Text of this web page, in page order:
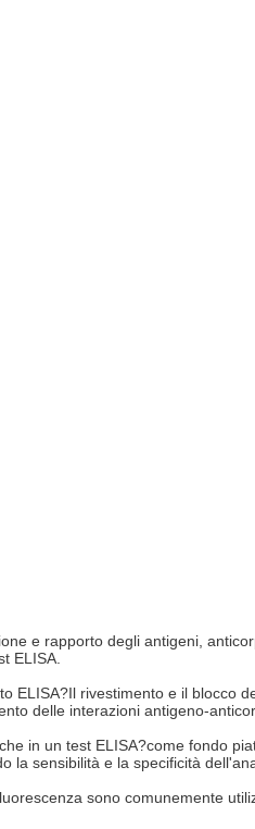
e rapporto degli antigeni,
ELISA.
ELISA?Il rivestimento e il blocco
delle interazioni antigeno-
in un test ELISA?come fondo
la sensibilità e la specificità
sono comunemente